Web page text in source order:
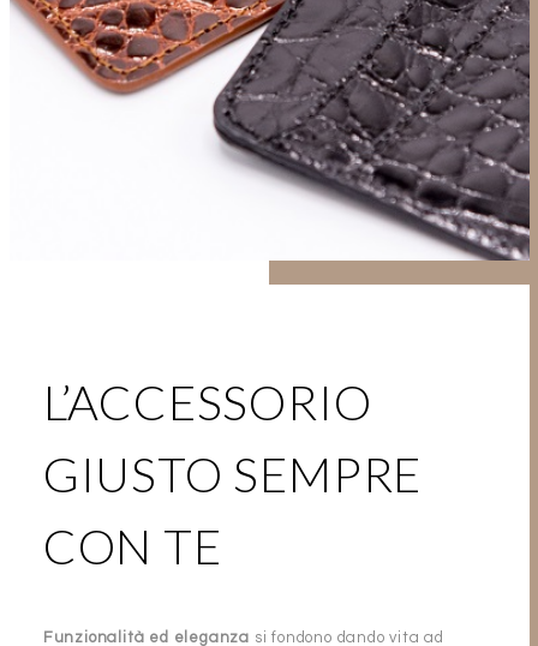
L’ACCESSORIO
GIUSTO SEMPRE
CON TE
Funzionalità ed eleganza si fondono dando vita ad